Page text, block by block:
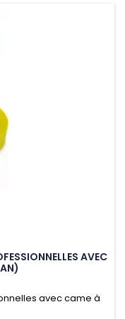
AVEC
avec came à